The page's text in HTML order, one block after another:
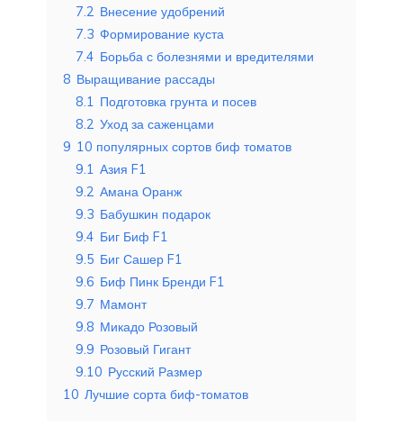
7.2 Внесение удобрений
7.3 Формирование куста
7.4 Борьба с болезнями и вредителями
8 Выращивание рассады
8.1 Подготовка грунта и посев
8.2 Уход за саженцами
9 10 популярных сортов биф томатов
9.1 Азия F1
9.2 Амана Оранж
9.3 Бабушкин подарок
9.4 Биг Биф F1
9.5 Биг Сашер F1
9.6 Биф Пинк Бренди F1
9.7 Мамонт
9.8 Микадо Розовый
9.9 Розовый Гигант
9.10 Русский Размер
10 Лучшие сорта биф-томатов